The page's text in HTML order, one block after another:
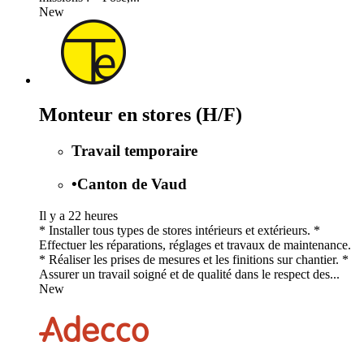
New
Monteur en stores (H/F)
Travail temporaire
•Canton de Vaud
Il y a 22 heures
* Installer tous types de stores intérieurs et extérieurs. *
Effectuer les réparations, réglages et travaux de maintenance.
* Réaliser les prises de mesures et les finitions sur chantier. *
Assurer un travail soigné et de qualité dans le respect des...
New